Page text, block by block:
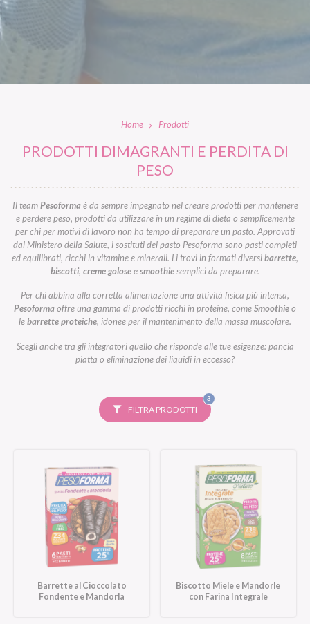
Home Prodotti
PRODOTTI DIMAGRANTI E PERDITA DI
PESO
Il teamPesoformaè da sempre impegnato nel creare prodotti per mantenere
e perdere peso, prodotti da utilizzare in un regime di dieta o semplicemente
per chi per motivi di lavoro non ha tempo di preparare un pasto. Approvati
dal Ministero della Salute, i sostituti del pasto Pesoforma sono pasti completi
ed equilibrati, ricchi in vitamine e minerali. Li trovi in formati diversibarrette,
biscotti, creme goloseesmoothiesemplici da preparare.
Per chi abbina alla corretta alimentazione una attività fisica più intensa,
Pesoformaoffre una gamma di prodotti ricchi in proteine, comeSmoothieo
lebarrette proteiche, idonee per il mantenimento della massa muscolare.
Scegli anche tra gli integratori quello che risponde alle tue esigenze: pancia
piatta o eliminazione dei liquidi in eccesso?
FILTRA PRODOTTI
3FILTRI
SELEZIONATI
Barrette al Cioccolato
Fondente e Mandorla
Biscotto Miele e Mandorle
con Farina Integrale